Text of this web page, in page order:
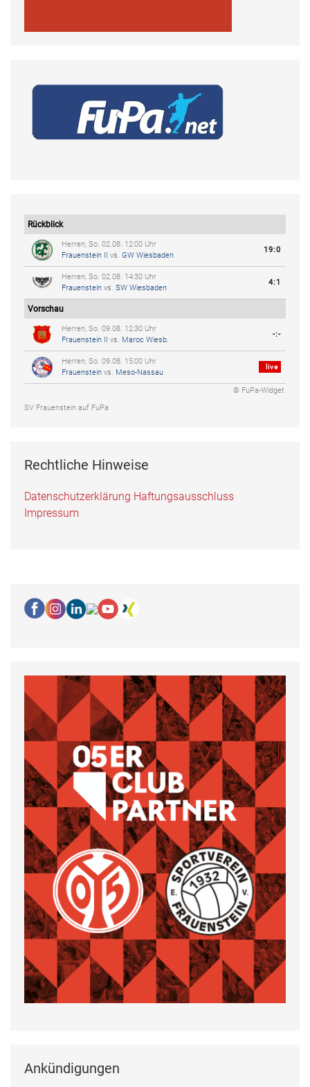
Rückblick
Herren, So. 02.08. 12:00 Uhr
Frauenstein II vs. GW Wiesbaden
19:0
Herren, So. 02.08. 14:30 Uhr
Frauenstein vs. SW Wiesbaden
4:1
Vorschau
Herren, So. 09.08. 12:30 Uhr
Frauenstein II vs. Maroc Wiesb.
-:-
Herren, So. 09.08. 15:00 Uhr
Frauenstein vs. Meso-Nassau
live
© FuPa-Widget
SV Frauenstein auf FuPa
Rechtliche Hinweise
Datenschutzerklärung Haftungsausschluss
Impressum
Ankündigungen